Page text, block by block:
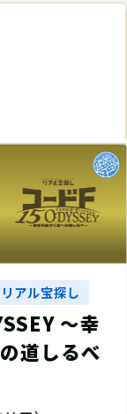
ル宝探し
～幸
しるべ